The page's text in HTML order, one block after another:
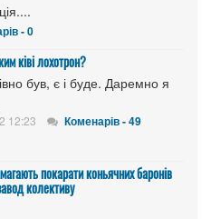
- 0
ківі лохотрон?
був, є і буде. Даремно я
12:23 Коменарів - 49
покарати коньячних баронів
колективу